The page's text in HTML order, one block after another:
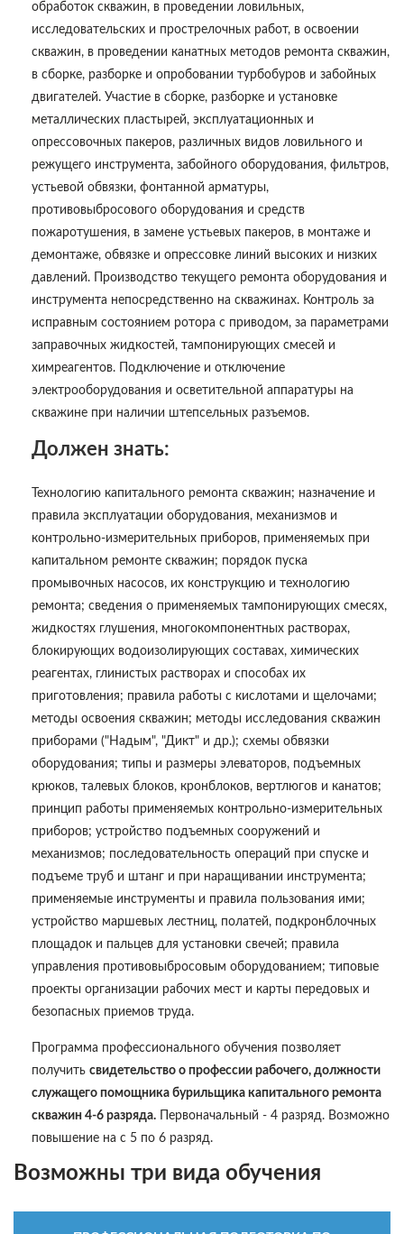
обработок скважин, в проведении ловильных,
исследовательских и прострелочных работ, в освоении
скважин, в проведении канатных методов ремонта скважин,
в сборке, разборке и опробовании турбобуров и забойных
двигателей. Участие в сборке, разборке и установке
металлических пластырей, эксплуатационных и
опрессовочных пакеров, различных видов ловильного и
режущего инструмента, забойного оборудования, фильтров,
устьевой обвязки, фонтанной арматуры,
противовыбросового оборудования и средств
пожаротушения, в замене устьевых пакеров, в монтаже и
демонтаже, обвязке и опрессовке линий высоких и низких
давлений. Производство текущего ремонта оборудования и
инструмента непосредственно на скважинах. Контроль за
исправным состоянием ротора с приводом, за параметрами
заправочных жидкостей, тампонирующих смесей и
химреагентов. Подключение и отключение
электрооборудования и осветительной аппаратуры на
скважине при наличии штепсельных разъемов.
Должен знать:
Технологию капитального ремонта скважин; назначение и
правила эксплуатации оборудования, механизмов и
контрольно-измерительных приборов, применяемых при
капитальном ремонте скважин; порядок пуска
промывочных насосов, их конструкцию и технологию
ремонта; сведения о применяемых тампонирующих смесях,
жидкостях глушения, многокомпонентных растворах,
блокирующих водоизолирующих составах, химических
реагентах, глинистых растворах и способах их
приготовления; правила работы с кислотами и щелочами;
методы освоения скважин; методы исследования скважин
приборами ("Надым", "Дикт" и др.); схемы обвязки
оборудования; типы и размеры элеваторов, подъемных
крюков, талевых блоков, кронблоков, вертлюгов и канатов;
принцип работы применяемых контрольно-измерительных
приборов; устройство подъемных сооружений и
механизмов; последовательность операций при спуске и
подъеме труб и штанг и при наращивании инструмента;
применяемые инструменты и правила пользования ими;
устройство маршевых лестниц, полатей, подкронблочных
площадок и пальцев для установки свечей; правила
управления противовыбросовым оборудованием; типовые
проекты организации рабочих мест и карты передовых и
безопасных приемов труда.
Программа профессионального обучения позволяет
получить свидетельство о профессии рабочего, должности
служащего помощника бурильщика капитального ремонта
скважин 4-6 разряда. Первоначальный - 4 разряд. Возможно
повышение на с 5 по 6 разряд.
Возможны три вида обучения